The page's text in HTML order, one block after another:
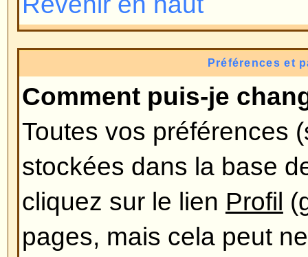
l'image associée avec votre
prennent la forme d'étoiles ou
combien de messages vous
sur le forum. En-dessous de
une image plus grande
généralement unique ou
utilisateur. C'est à
avatars et de choisir la manière
disponibles. Si vous ne pouvez